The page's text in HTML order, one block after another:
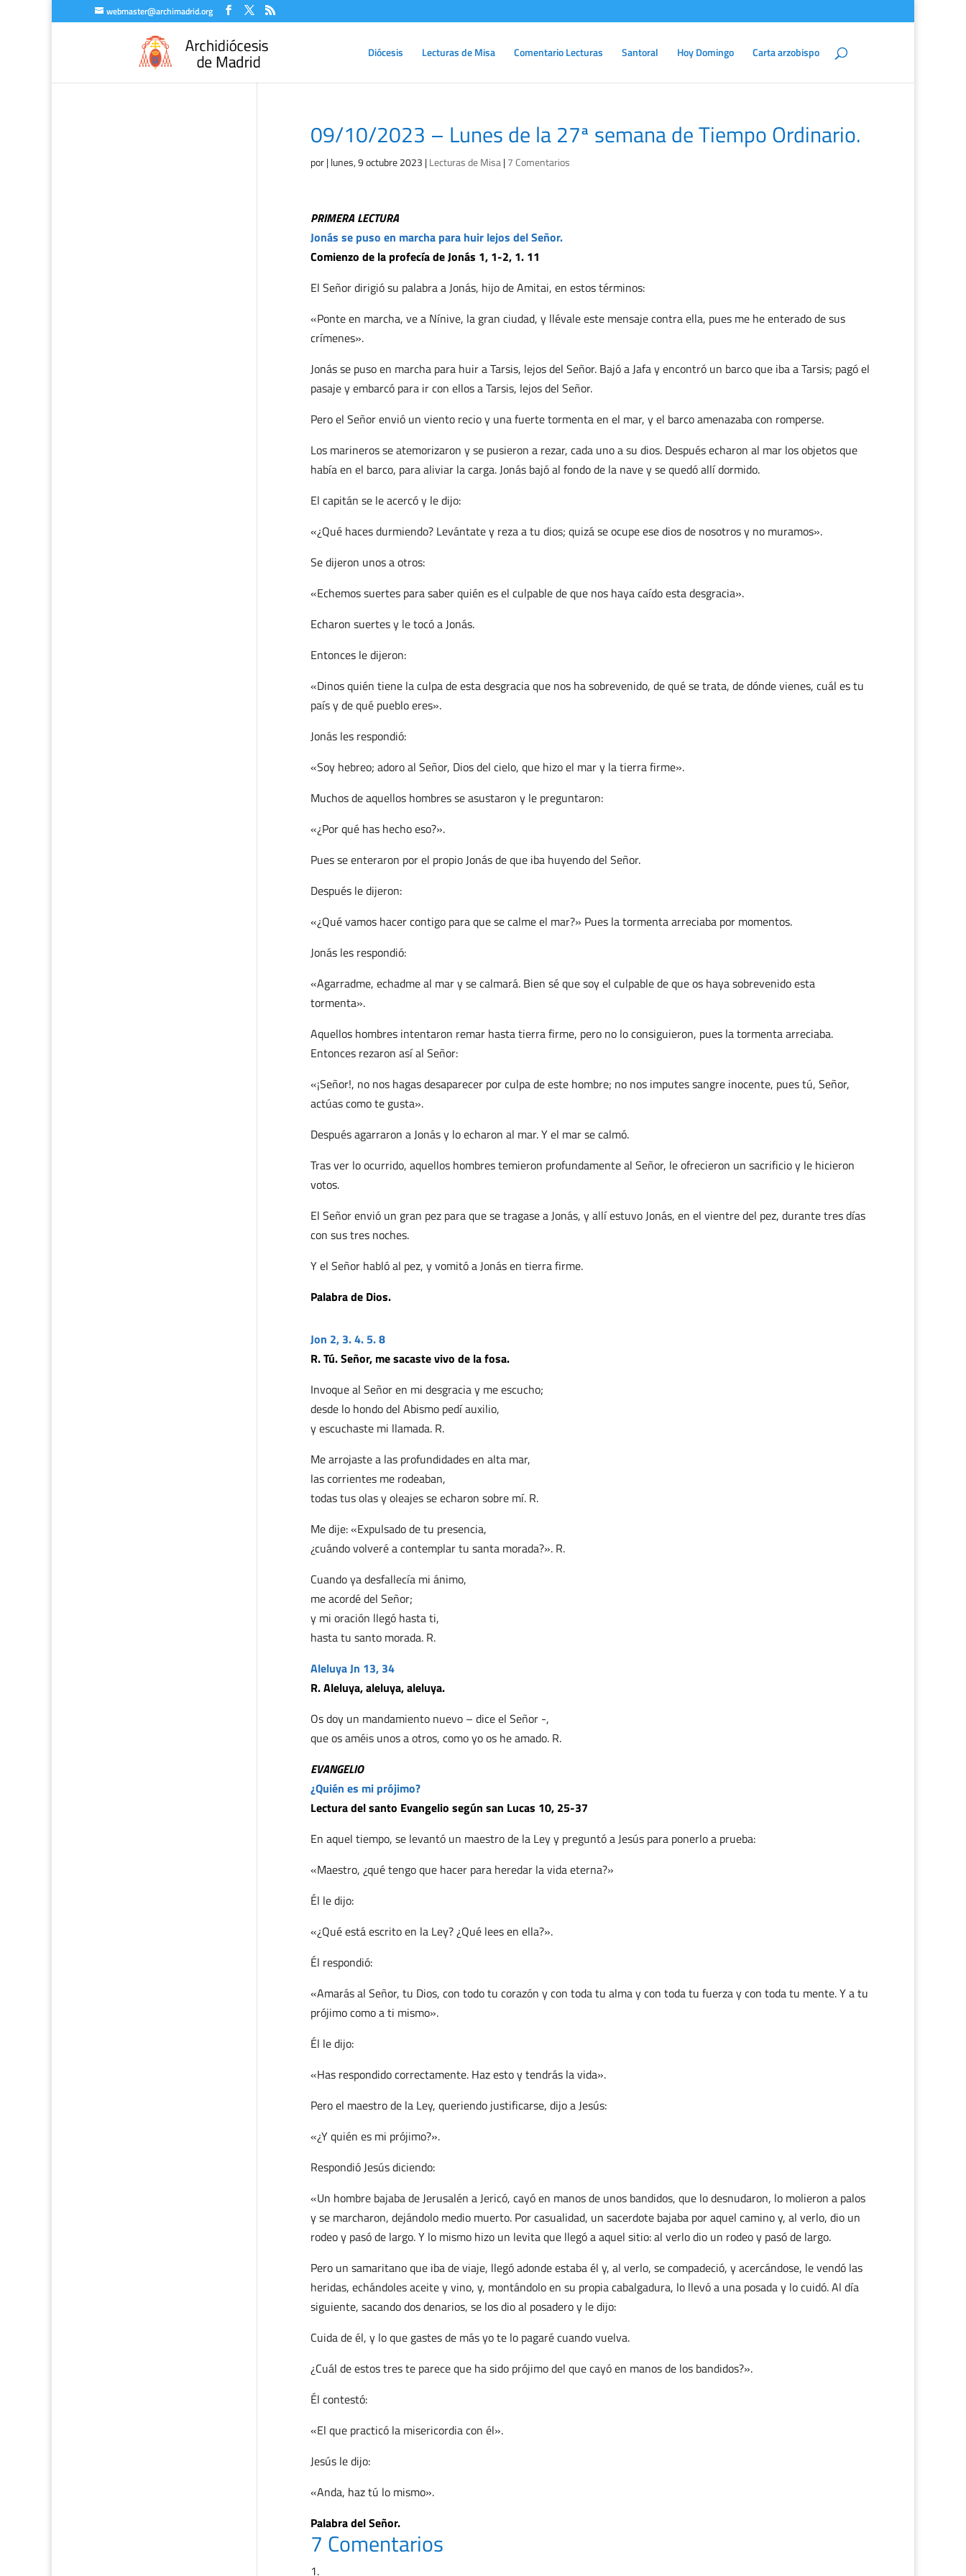
webmaster@archimadrid.org
Diócesis Lecturas de Misa Comentario Lecturas Santoral Hoy Domingo Carta arzobispo
09/10/2023 – Lunes de la 27ª semana de Tiempo Ordinario.
por|lunes, 9 octubre 2023 |Lecturas de Misa|7 Comentarios
PRIMERA LECTURA
Jonás se puso en marcha para huir lejos del Señor.
Comienzo de la profecía de Jonás 1, 1-2, 1. 11
El Señor dirigió su palabra a Jonás, hijo de Amitai, en estos términos:
«Ponte en marcha, ve a Nínive, la gran ciudad, y llévale este mensaje contra ella, pues me he enterado de sus
crímenes».
Jonás se puso en marcha para huir a Tarsis, lejos del Señor. Bajó a Jafa y encontró un barco que iba a Tarsis; pagó el
pasaje y embarcó para ir con ellos a Tarsis, lejos del Señor.
Pero el Señor envió un viento recio y una fuerte tormenta en el mar, y el barco amenazaba con romperse.
Los marineros se atemorizaron y se pusieron a rezar, cada uno a su dios. Después echaron al mar los objetos que
había en el barco, para aliviar la carga. Jonás bajó al fondo de la nave y se quedó allí dormido.
El capitán se le acercó y le dijo:
«¿Qué haces durmiendo? Levántate y reza a tu dios; quizá se ocupe ese dios de nosotros y no muramos».
Se dijeron unos a otros:
«Echemos suertes para saber quién es el culpable de que nos haya caído esta desgracia».
Echaron suertes y le tocó a Jonás.
Entonces le dijeron:
«Dinos quién tiene la culpa de esta desgracia que nos ha sobrevenido, de qué se trata, de dónde vienes, cuál es tu
país y de qué pueblo eres».
Jonás les respondió:
«Soy hebreo; adoro al Señor, Dios del cielo, que hizo el mar y la tierra firme».
Muchos de aquellos hombres se asustaron y le preguntaron:
«¿Por qué has hecho eso?».
Pues se enteraron por el propio Jonás de que iba huyendo del Señor.
Después le dijeron:
«¿Qué vamos hacer contigo para que se calme el mar?» Pues la tormenta arreciaba por momentos.
Jonás les respondió:
«Agarradme, echadme al mar y se calmará. Bien sé que soy el culpable de que os haya sobrevenido esta
tormenta».
Aquellos hombres intentaron remar hasta tierra firme, pero no lo consiguieron, pues la tormenta arreciaba.
Entonces rezaron así al Señor:
«¡Señor!, no nos hagas desaparecer por culpa de este hombre; no nos imputes sangre inocente, pues tú, Señor,
actúas como te gusta».
Después agarraron a Jonás y lo echaron al mar. Y el mar se calmó.
Tras ver lo ocurrido, aquellos hombres temieron profundamente al Señor, le ofrecieron un sacrificio y le hicieron
votos.
El Señor envió un gran pez para que se tragase a Jonás, y allí estuvo Jonás, en el vientre del pez, durante tres días
con sus tres noches.
Y el Señor habló al pez, y vomitó a Jonás en tierra firme.
Palabra de Dios.
Jon 2, 3. 4. 5. 8
R. Tú. Señor, me sacaste vivo de la fosa.
Invoque al Señor en mi desgracia y me escucho;
desde lo hondo del Abismo pedí auxilio,
y escuchaste mi llamada. R.
Me arrojaste a las profundidades en alta mar,
las corrientes me rodeaban,
todas tus olas y oleajes se echaron sobre mí. R.
Me dije: «Expulsado de tu presencia,
¿cuándo volveré a contemplar tu santa morada?». R.
Cuando ya desfallecía mi ánimo,
me acordé del Señor;
y mi oración llegó hasta ti,
hasta tu santo morada. R.
Aleluya Jn 13, 34
R. Aleluya, aleluya, aleluya.
Os doy un mandamiento nuevo – dice el Señor -,
que os améis unos a otros, como yo os he amado. R.
EVANGELIO
¿Quién es mi prójimo?
Lectura del santo Evangelio según san Lucas 10, 25-37
En aquel tiempo, se levantó un maestro de la Ley y preguntó a Jesús para ponerlo a prueba:
«Maestro, ¿qué tengo que hacer para heredar la vida eterna?»
Él le dijo:
«¿Qué está escrito en la Ley? ¿Qué lees en ella?».
Él respondió:
«Amarás al Señor, tu Dios, con todo tu corazón y con toda tu alma y con toda tu fuerza y con toda tu mente. Y a tu
prójimo como a ti mismo».
Él le dijo:
«Has respondido correctamente. Haz esto y tendrás la vida».
Pero el maestro de la Ley, queriendo justificarse, dijo a Jesús:
«¿Y quién es mi prójimo?».
Respondió Jesús diciendo:
«Un hombre bajaba de Jerusalén a Jericó, cayó en manos de unos bandidos, que lo desnudaron, lo molieron a palos
y se marcharon, dejándolo medio muerto. Por casualidad, un sacerdote bajaba por aquel camino y, al verlo, dio un
rodeo y pasó de largo. Y lo mismo hizo un levita que llegó a aquel sitio: al verlo dio un rodeo y pasó de largo.
Pero un samaritano que iba de viaje, llegó adonde estaba él y, al verlo, se compadeció, y acercándose, le vendó las
heridas, echándoles aceite y vino, y, montándolo en su propia cabalgadura, lo llevó a una posada y lo cuidó. Al día
siguiente, sacando dos denarios, se los dio al posadero y le dijo:
Cuida de él, y lo que gastes de más yo te lo pagaré cuando vuelva.
¿Cuál de estos tres te parece que ha sido prójimo del que cayó en manos de los bandidos?».
Él contestó:
«El que practicó la misericordia con él».
Jesús le dijo:
«Anda, haz tú lo mismo».
Palabra del Señor.
7 Comentarios